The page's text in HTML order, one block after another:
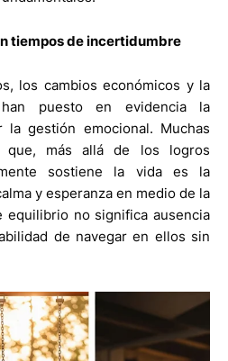
tiempos de incertidumbre
los cambios económicos y la
han puesto en evidencia la
la gestión emocional. Muchas
que, más allá de los logros
sostiene la vida es la
y esperanza en medio de la
equilibrio no significa ausencia
de navegar en ellos sin